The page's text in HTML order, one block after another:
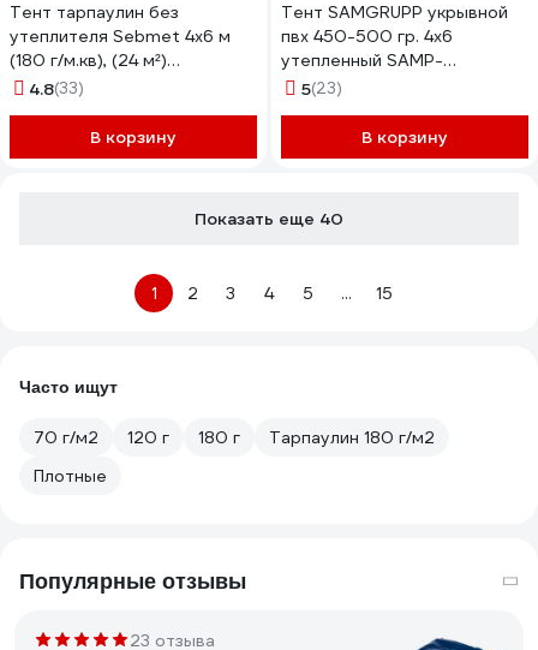
Тент тарпаулин без
утеплителя Sebmet 4x6 м
(180 г/м.кв), (24 м²)
TD079018046Т
4.8(33)
В корзину
Тент SAMGRUPP укрывной
пвх 450-500 гр. 4x6
утепленный SAMP-
079145046П
5(23)
В корзину
Показать еще 40
1 2 3 4 5 ... 15
Часто ищут
70 г/м2 120 г 180 г
Тарпаулин 180 г/м2
Плотные
Популярные отзывы
23 отзыва